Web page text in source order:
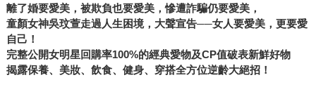
離了婚要愛美，被欺負也要愛美，慘遭詐騙仍要愛美，
童顏女神吳玟萱走過人生困境，大聲宣告──女人要愛美，更要愛
自己！
完整公開女明星回購率100%的經典愛物及CP值破表新鮮好物
揭露保養、美妝、飲食、健身、穿搭全方位逆齡大絕招！